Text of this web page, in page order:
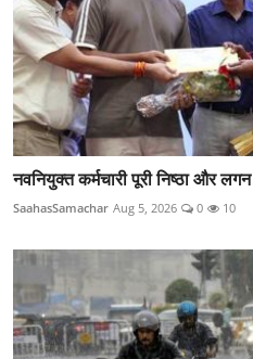
नवनियुक्त कर्मचारी पूरी निष्ठा और
SaahasSamachar Aug 5, 2026 0 10